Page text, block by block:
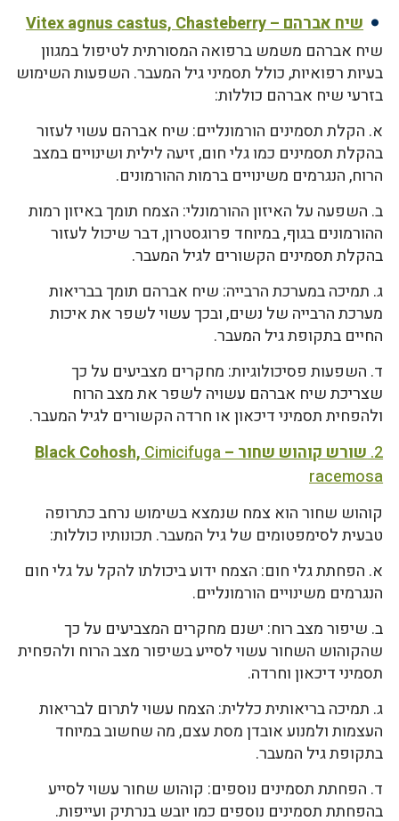
שיח אברהם – Vitex agnus castus, Chasteberry
שיח אברהם משמש ברפואה המסורתית לטיפול במגוון
בעיות רפואיות, כולל תסמיני גיל המעבר. השפעות השימוש
בזרעי שיח אברהם כוללות:
א. הקלת תסמינים הורמונליים: שיח אברהם עשוי לעזור
בהקלת תסמינים כמו גלי חום, זיעה לילית ושינויים במצב
הרוח, הנגרמים משינויים ברמות ההורמונים.
ב. השפעה על האיזון ההורמונלי: הצמח תומך באיזון רמות
ההורמונים בגוף, במיוחד פרוגסטרון, דבר שיכול לעזור
בהקלת תסמינים הקשורים לגיל המעבר.
ג. תמיכה במערכת הרבייה: שיח אברהם תומך בבריאות
מערכת הרבייה של נשים, ובכך עשוי לשפר את איכות
החיים בתקופת גיל המעבר.
ד. השפעות פסיכולוגיות: מחקרים מצביעים על כך
שצריכת שיח אברהם עשויה לשפר את מצב הרוח
ולהפחית תסמיני דיכאון או חרדה הקשורים לגיל המעבר.
2. שורש קוהוש שחור – Black Cohosh,Cimicifuga
racemosa
קוהוש שחור הוא צמח שנמצא בשימוש נרחב כתרופה
טבעית לסימפטומים של גיל המעבר. תכונותיו כוללות:
א. הפחתת גלי חום: הצמח ידוע ביכולתו להקל על גלי חום
הנגרמים משינויים הורמונליים.
ב. שיפור מצב רוח: ישנם מחקרים המצביעים על כך
שהקוהוש השחור עשוי לסייע בשיפור מצב הרוח ולהפחית
תסמיני דיכאון וחרדה.
ג. תמיכה בריאותית כללית: הצמח עשוי לתרום לבריאות
העצמות ולמנוע אובדן מסת עצם, מה שחשוב במיוחד
בתקופת גיל המעבר.
ד. הפחתת תסמינים נוספים: קוהוש שחור עשוי לסייע
בהפחתת תסמינים נוספים כמו יובש בנרתיק ועייפות.